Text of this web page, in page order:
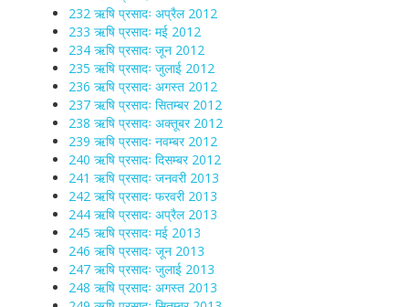
232 ऋषि प्रसादः अप्रैल 2012
233 ऋषि प्रसादः मई 2012
234 ऋषि प्रसादः जून 2012
235 ऋषि प्रसादः जुलाई 2012
236 ऋषि प्रसादः अगस्त 2012
237 ऋषि प्रसादः सितम्बर 2012
238 ऋषि प्रसादः अक्तूबर 2012
239 ऋषि प्रसादः नवम्बर 2012
240 ऋषि प्रसादः दिसम्बर 2012
241 ऋषि प्रसादः जनवरी 2013
242 ऋषि प्रसादः फरवरी 2013
244 ऋषि प्रसादः अप्रैल 2013
245 ऋषि प्रसादः मई 2013
246 ऋषि प्रसादः जून 2013
247 ऋषि प्रसादः जुलाई 2013
248 ऋषि प्रसादः अगस्त 2013